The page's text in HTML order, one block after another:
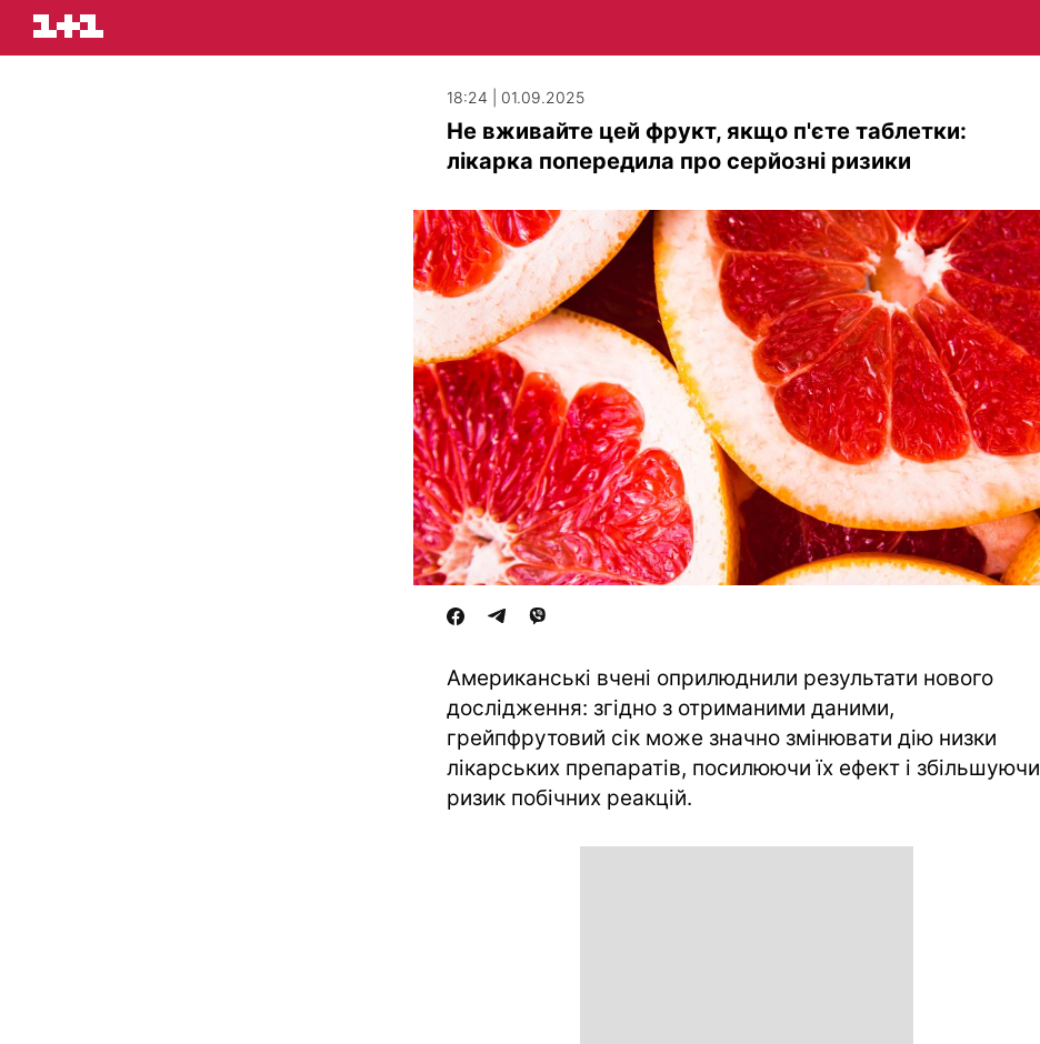
18:24 | 01.09.2025
Не вживайте цей фрукт, якщо п'єте таблетки:
лікарка попередила про серйозні ризики
Американські вчені оприлюднили результати нового
дослідження: згідно з отриманими даними,
грейпфрутовий сік може значно змінювати дію низки
лікарських препаратів, посилюючи їх ефект і збільшуючи
ризик побічних реакцій.